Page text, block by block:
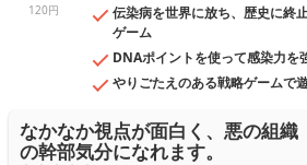
120円
伝染病を世界に放ち、歴史に終
ゲーム
DNAポイントを使って感染力を
やりごたえのある戦略ゲームで
なかなか視点が面白く、悪の組織
の幹部気分になれます。